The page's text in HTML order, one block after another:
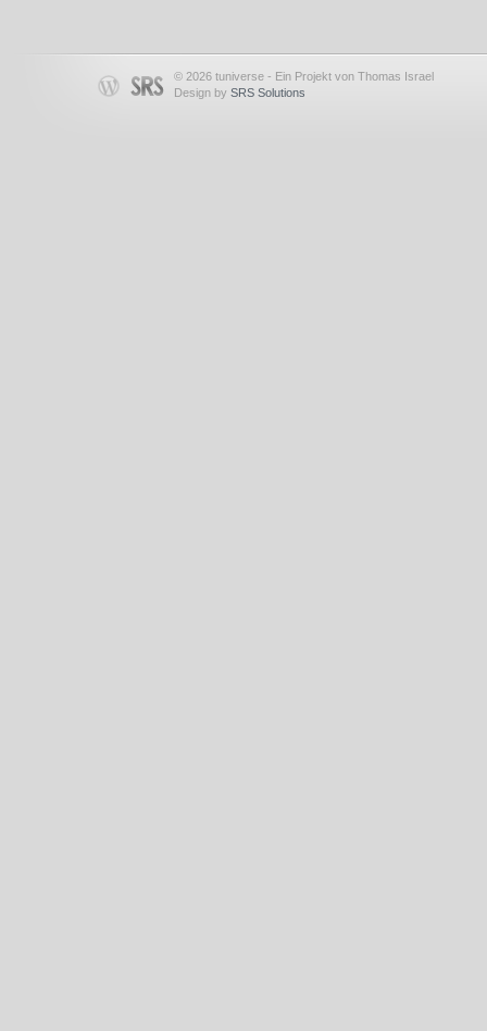
© 2026 tuniverse - Ein Projekt von Thomas Israel
Design by SRS Solutions